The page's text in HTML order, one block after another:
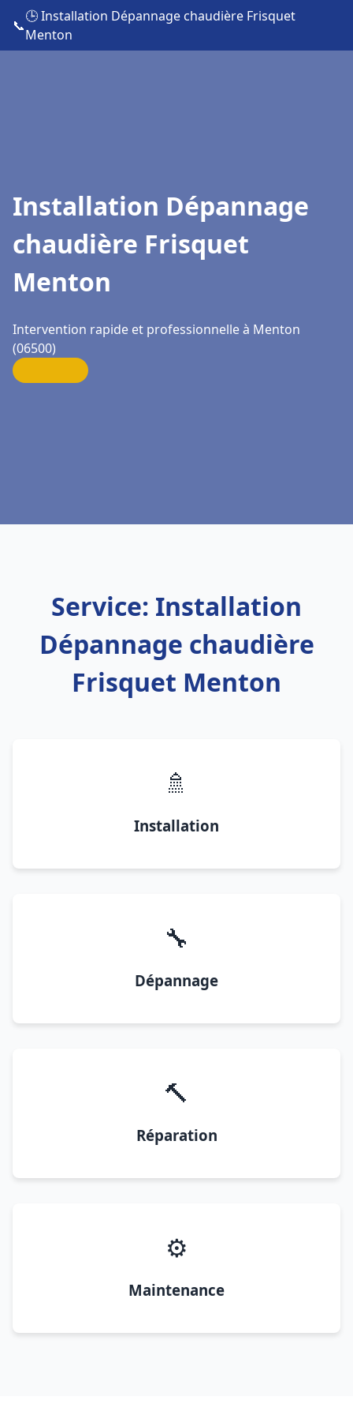
📞
🕒 Installation Dépannage chaudière Frisquet
Menton
Installation Dépannage
chaudière Frisquet
Menton
Intervention rapide et professionnelle à Menton
(06500)
Service: Installation
Dépannage chaudière
Frisquet Menton
🚿
Installation
🔧
Dépannage
🔨
Réparation
⚙️
Maintenance